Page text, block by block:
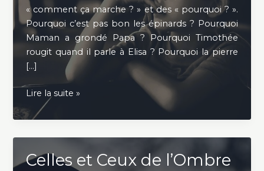
« comment ça marche ? » et des « pourquoi ? ».
Pourquoi c’est pas bon les épinards ? Pourquoi
Maman a grondé Papa ? Pourquoi Timothée
rougit quand il parle à Elisa ? Pourquoi la pierre
[…]
Pourquoi
Lire la suite »
Celles et Ceux de l’Ombre